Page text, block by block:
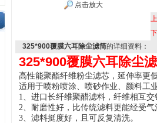
点击放大
325*900覆膜六耳除尘滤筒的详细资料：
325*900覆膜六耳除尘
高性能聚酯纤维粉尘滤芯 ，延伸率更
适用于喷粉喷涂、喷砂作业、颜料工
1、进口长纤维聚醋滤料，纤维相互
2、耐磨性好，比传统滤料更能经受
3、滤料挺度好，且可反复清洗。